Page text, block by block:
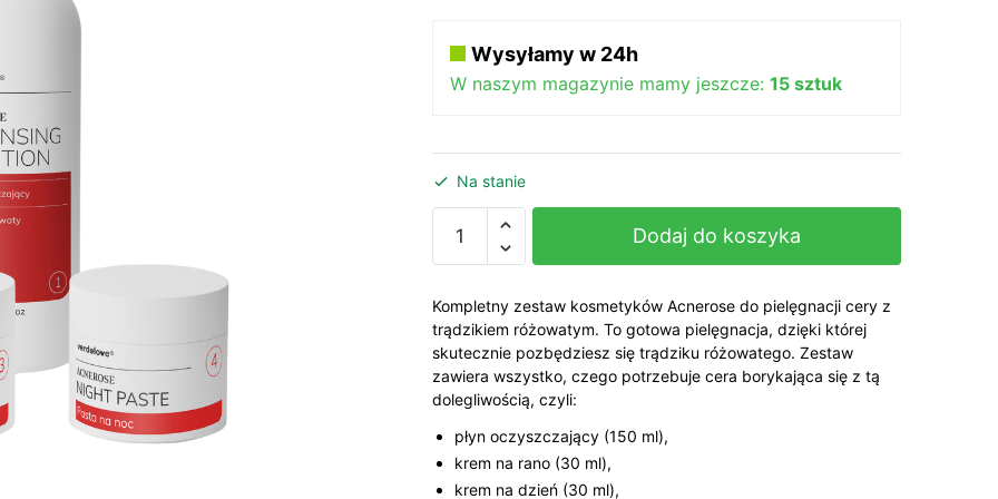
Wysyłamy w 24h
W naszym magazynie mamy jeszcze: 15 sztuk
Na stanie
Acnerose
zestaw
na
trądzik
różowaty
Dodaj do koszyka
Kompletny zestaw kosmetyków Acnerose do pielęgnacji cery z
trądzikiem różowatym. To gotowa pielęgnacja, dzięki której
skutecznie pozbędziesz się trądziku różowatego. Zestaw
zawiera wszystko, czego potrzebuje cera borykająca się z tą
dolegliwością, czyli:
płyn oczyszczający (150 ml),
krem na rano (30 ml),
krem na dzień (30 ml),